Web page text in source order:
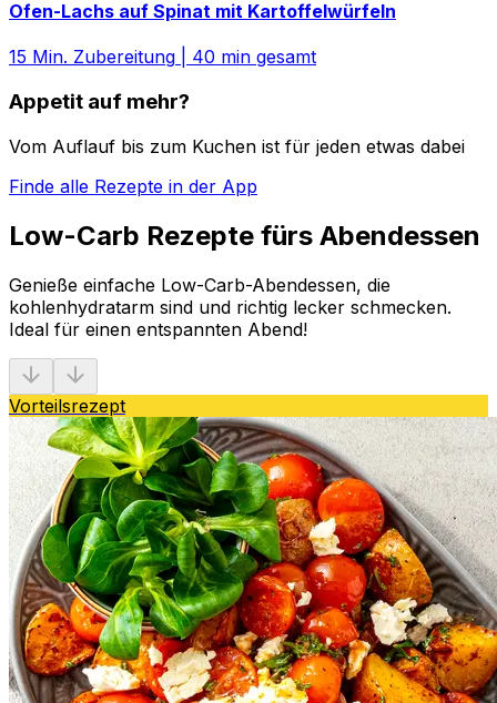
Ofen-Lachs auf Spinat mit Kartoffelwürfeln
15 Min. Zubereitung 40 min gesamt
Appetit auf mehr?
Vom Auflauf bis zum Kuchen ist für jeden etwas dabei
Finde alle Rezepte in der App
Low-Carb Rezepte fürs Abendessen
Genieße einfache Low-Carb-Abendessen, die
kohlenhydratarm sind und richtig lecker schmecken.
Ideal für einen entspannten Abend!
Vorteilsrezept